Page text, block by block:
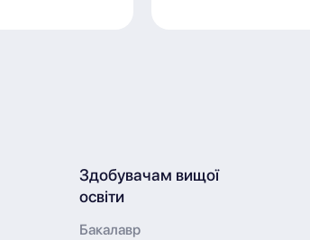
Здобувачам вищої
освіти
Бакалавр